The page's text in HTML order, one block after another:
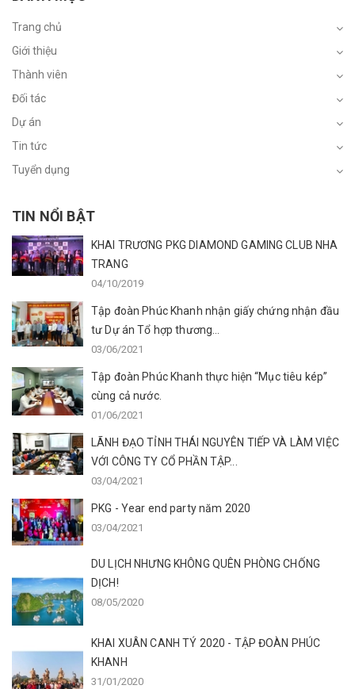
Trang chủ
Giới thiệu
Thành viên
Đối tác
Dự án
Tin tức
Tuyển dụng
TIN NỔI BẬT
KHAI TRƯƠNG PKG DIAMOND GAMING CLUB NHA
TRANG
04/10/2019
Tập đoàn Phúc Khanh nhận giấy chứng nhận đầu
tư Dự án Tổ hợp thương...
03/06/2021
Tập đoàn Phúc Khanh thực hiện “Mục tiêu kép”
cùng cả nước.
01/06/2021
LÃNH ĐẠO TỈNH THÁI NGUYÊN TIẾP VÀ LÀM VIỆC
VỚI CÔNG TY CỔ PHẦN TẬP...
03/04/2021
PKG - Year end party năm 2020
03/04/2021
DU LỊCH NHƯNG KHÔNG QUÊN PHÒNG CHỐNG
DỊCH!
08/05/2020
KHAI XUÂN CANH TÝ 2020 - TẬP ĐOÀN PHÚC
KHANH
31/01/2020